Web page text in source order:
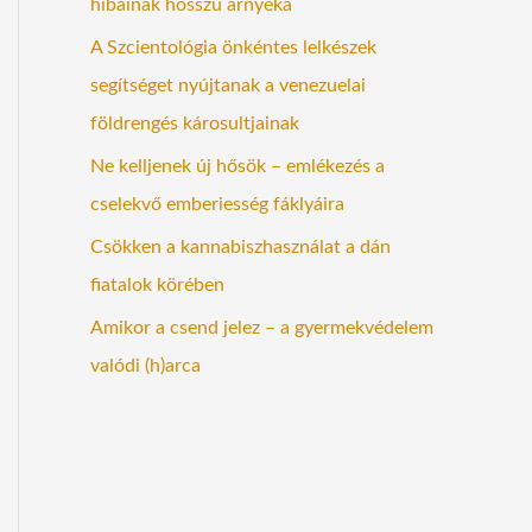
hibáinak hosszú árnyéka
A Szcientológia önkéntes lelkészek
segítséget nyújtanak a venezuelai
földrengés károsultjainak
Ne kelljenek új hősök – emlékezés a
cselekvő emberiesség fáklyáira
Csökken a kannabiszhasználat a dán
fiatalok körében
Amikor a csend jelez – a gyermekvédelem
valódi (h)arca